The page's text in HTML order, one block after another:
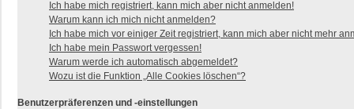
Ich habe mich registriert, kann mich aber nicht anmelden!
Warum kann ich mich nicht anmelden?
Ich habe mich vor einiger Zeit registriert, kann mich aber nicht mehr
Ich habe mein Passwort vergessen!
Warum werde ich automatisch abgemeldet?
Wozu ist die Funktion „Alle Cookies löschen“?
Benutzerpräferenzen und -einstellungen